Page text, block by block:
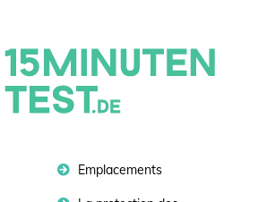
Emplacements